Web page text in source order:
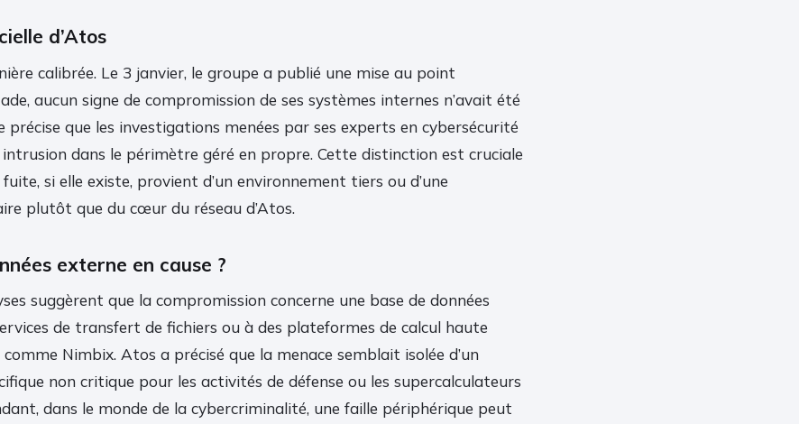
d’Atos
calibrée. Le 3 janvier, le groupe a publié une mise au point
aucun signe de compromission de ses systèmes internes n’avait été
précise que les investigations menées par ses experts en cybersécurité
intrusion dans le périmètre géré en propre. Cette distinction est cruciale
si elle existe, provient d’un environnement tiers ou d’une
plutôt que du cœur du réseau d’Atos.
externe en cause ?
suggèrent que la compromission concerne une base de données
de transfert de fichiers ou à des plateformes de calcul haute
Nimbix. Atos a précisé que la menace semblait isolée d’un
non critique pour les activités de défense ou les supercalculateurs
dans le monde de la cybercriminalité, une faille périphérique peut